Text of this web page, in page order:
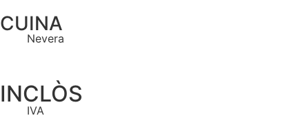
CUINA
Nevera
INCLÒS
IVA